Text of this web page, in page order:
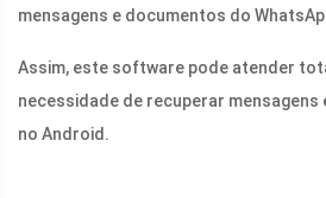
mensagens e documentos do
Assim, este software pode atender
necessidade de recuperar mensagens
no ​​Android.